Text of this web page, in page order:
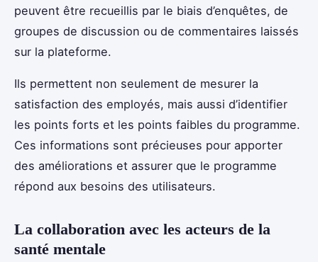
peuvent être recueillis par le biais d’enquêtes, de
groupes de discussion ou de commentaires laissés
sur la plateforme.
Ils permettent non seulement de mesurer la
satisfaction des employés, mais aussi d’identifier
les points forts et les points faibles du programme.
Ces informations sont précieuses pour apporter
des améliorations et assurer que le programme
répond aux besoins des utilisateurs.
La collaboration avec les acteurs de la
santé mentale